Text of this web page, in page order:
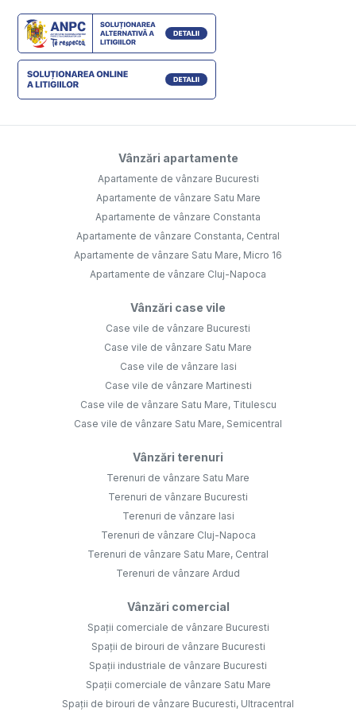
Vânzări apartamente
Apartamente de vânzare Bucuresti
Apartamente de vânzare Satu Mare
Apartamente de vânzare Constanta
Apartamente de vânzare Constanta, Central
Apartamente de vânzare Satu Mare, Micro 16
Apartamente de vânzare Cluj-Napoca
Vânzări case vile
Case vile de vânzare Bucuresti
Case vile de vânzare Satu Mare
Case vile de vânzare Iasi
Case vile de vânzare Martinesti
Case vile de vânzare Satu Mare, Titulescu
Case vile de vânzare Satu Mare, Semicentral
Vânzări terenuri
Terenuri de vânzare Satu Mare
Terenuri de vânzare Bucuresti
Terenuri de vânzare Iasi
Terenuri de vânzare Cluj-Napoca
Terenuri de vânzare Satu Mare, Central
Terenuri de vânzare Ardud
Vânzări comercial
Spații comerciale de vânzare Bucuresti
Spații de birouri de vânzare Bucuresti
Spații industriale de vânzare Bucuresti
Spații comerciale de vânzare Satu Mare
Spații de birouri de vânzare Bucuresti, Ultracentral